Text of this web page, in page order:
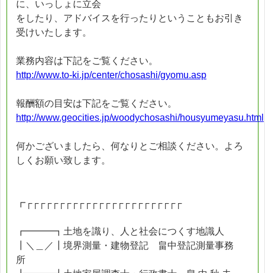
に、いっしょに立会
をしたり、アドバイスを行ったりということもお引き
受けいたします。
業務内容は下記をご覧ください。
http://www.to-ki.jp/center/chosashi/gyomu.asp
報酬額の目安は下記をご覧ください。
http://www.geocities.jp/woodychosashi/housyumeyasu.html
何かございましたら、何なりとご相談ください。よろ
しくお願い致します。
┏┌┌┌┌┌┌┌┌┌┌┌┌┌┌┌┌┌┌┌┌┌┌┌┌
┏━━━┓土地を識り、人と社会につくす地識人
┃＼＿／┃境界測量・建物登記 畠中登記測量事務
所